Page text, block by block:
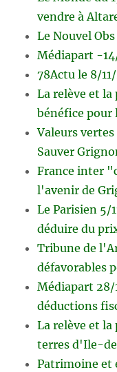
vendre à
Le Nouvel
Médiapart -
78Actu le 8/
La relève et la
bénéfice pour
Valeurs
Sauver
France inter
l'avenir de
Le Parisien 5/
déduire du
Tribune de
défavorables
Médiapart
déductions
La relève et la
terres d'Ile-
Patrimoine et